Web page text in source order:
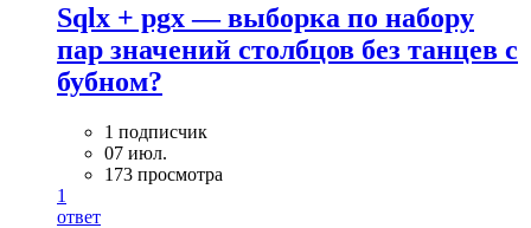
Sqlx + pgx — выборка по набору
пар значений столбцов без танцев с
бубном?
1 подписчик
07 июл.
173 просмотра
1
ответ